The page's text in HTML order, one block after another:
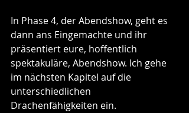
In Phase 4, der Abendshow, geht es
dann ans Eingemachte und ihr
präsentiert eure, hoffentlich
spektakuläre, Abendshow. Ich gehe
im nächsten Kapitel auf die
unterschiedlichen
Drachenfähigkeiten ein.